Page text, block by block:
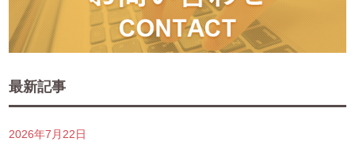
最新記事
2026年7月22日